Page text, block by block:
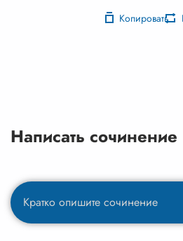
Копировать
Написать сочинение